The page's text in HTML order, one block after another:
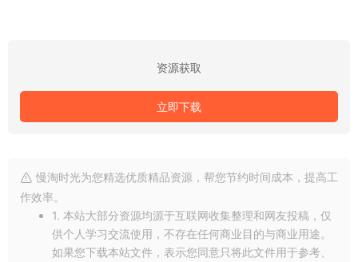
资源获取
立即下载
慢淘时光为您精选优质精品资源，帮您节约时间成本，提高工
作效率。
1. 本站大部分资源均源于互联网收集整理和网友投稿，仅
供个人学习交流使用，不存在任何商业目的与商业用途。
如果您下载本站文件，表示您同意只将此文件用于参考、